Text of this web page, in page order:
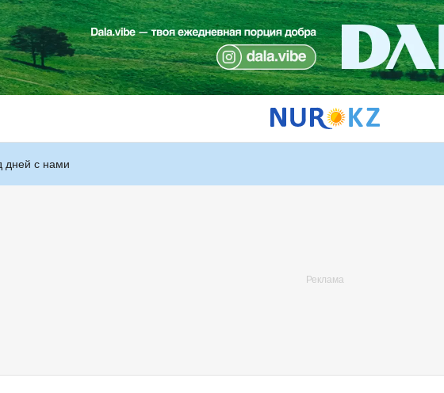
дней с нами